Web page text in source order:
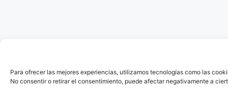
Para ofrecer las mejores experiencias, utilizamos tecnologías como las
No consentir o retirar el consentimiento, puede afectar negativamente a